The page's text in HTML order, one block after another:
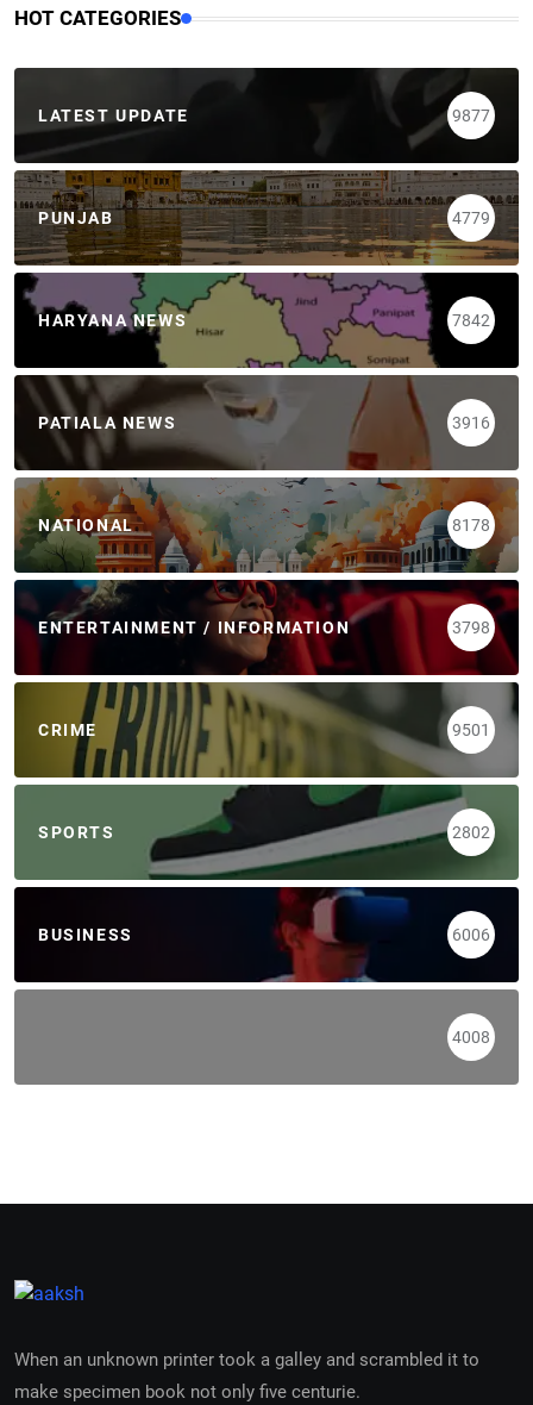
HOT CATEGORIES
LATEST UPDATE 9877
PUNJAB 4779
HARYANA NEWS 7842
PATIALA NEWS 3916
NATIONAL 8178
ENTERTAINMENT / INFORMATION 3798
CRIME 9501
SPORTS 2802
BUSINESS 6006
4008
When an unknown printer took a galley and scrambled it to
make specimen book not only five centurie.